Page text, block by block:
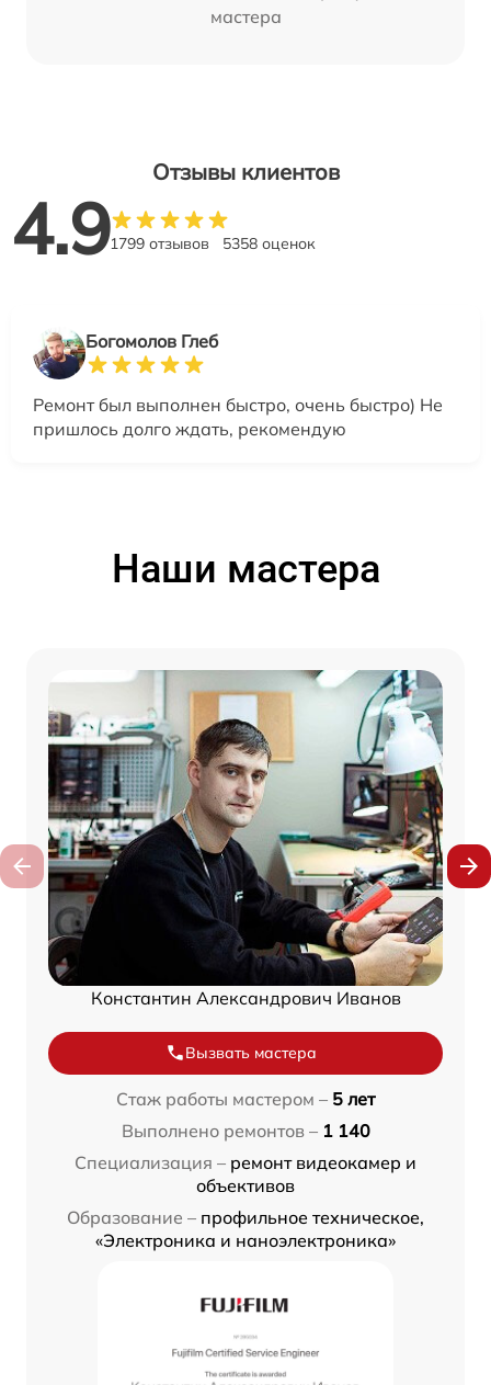
мастера
Отзывы клиентов
4.91799 отзывов 5358 оценок
Богомолов Глеб
Ремонт был выполнен быстро, очень быстро) Не
пришлось долго ждать, рекомендую
Наши мастера
Константин Александрович Иванов
Вызвать мастера
Стаж работы мастером – 5 лет
Выполнено ремонтов – 1 140
Специализация – ремонт видеокамер и
объективов
Образование – профильное техническое,
«Электроника и наноэлектроника»